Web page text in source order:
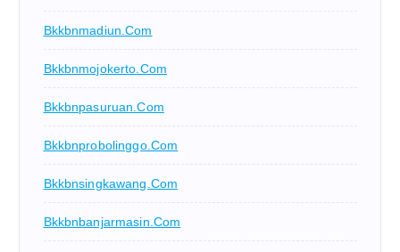
Bkkbnmadiun.com
Bkkbnmojokerto.com
Bkkbnpasuruan.com
Bkkbnprobolinggo.com
Bkkbnsingkawang.com
Bkkbnbanjarmasin.com